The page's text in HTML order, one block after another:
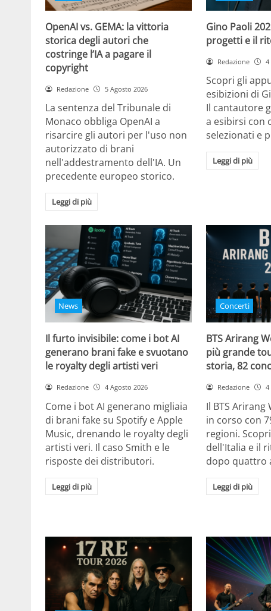
OpenAI vs. GEMA: la vittoria
storica degli autori che
costringe l’IA a pagare il
copyright
Redazione 5 Agosto 2026
La sentenza del Tribunale di
Monaco obbliga OpenAI a
risarcire gli autori per l'uso non
autorizzato di brani
nell'addestramento dell'IA. Un
precedente europeo storico.
Leggi di più
Gino Paoli
progetti e il
Redazione 4
Scopri gli
esibizioni di
Il cantautore
a esibirsi con
selezionati e
Leggi di più
News
Il furto invisibile: come i bot AI
generano brani fake e svuotano
le royalty degli artisti veri
Redazione 4 Agosto 2026
Come i bot AI generano migliaia
di brani fake su Spotify e Apple
Music, drenando le royalty degli
artisti veri. Il caso Smith e le
risposte dei distributori.
Leggi di più
Concerti
BTS Arirang
più grande
storia, 82
Redazione 4
Il BTS Arirang
in corso con
regioni.
dell'Italia e il
dopo quattro
Leggi di più